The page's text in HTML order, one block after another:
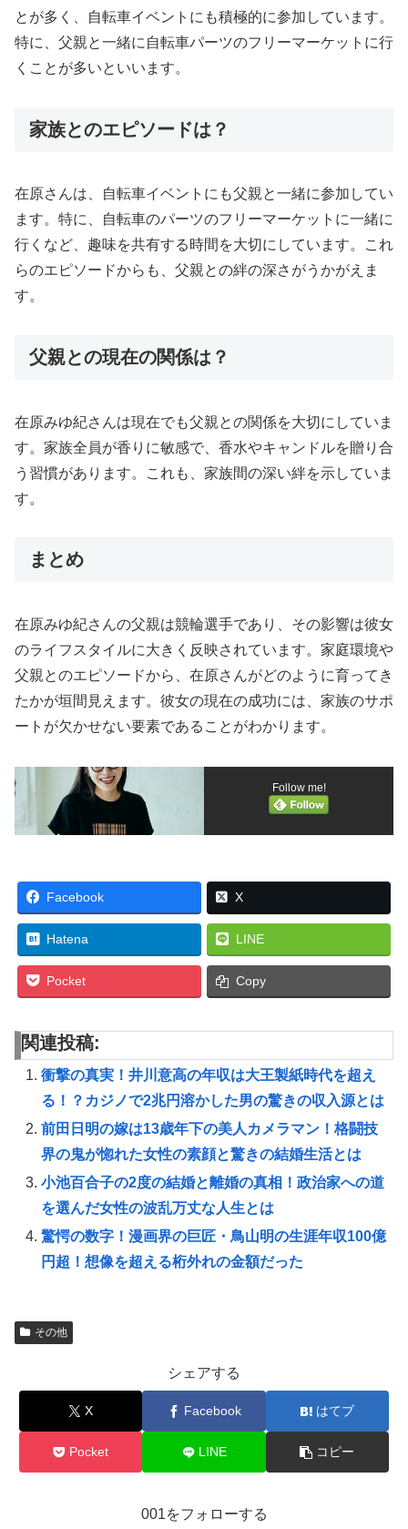
とが多く、自転車イベントにも積極的に参加しています。
特に、父親と一緒に自転車パーツのフリーマーケットに行
くことが多いといいます。
家族とのエピソードは？
在原さんは、自転車イベントにも父親と一緒に参加してい
ます。特に、自転車のパーツのフリーマーケットに一緒に
行くなど、趣味を共有する時間を大切にしています。これ
らのエピソードからも、父親との絆の深さがうかがえま
す。
父親との現在の関係は？
在原みゆ紀さんは現在でも父親との関係を大切にしていま
す。家族全員が香りに敏感で、香水やキャンドルを贈り合
う習慣があります。これも、家族間の深い絆を示していま
す。
まとめ
在原みゆ紀さんの父親は競輪選手であり、その影響は彼女
のライフスタイルに大きく反映されています。家庭環境や
父親とのエピソードから、在原さんがどのように育ってき
たかが垣間見えます。彼女の現在の成功には、家族のサポ
ートが欠かせない要素であることがわかります。
Follow me!
Facebook X
Hatena LINE
Pocket Copy
関連投稿:
衝撃の真実！井川意高の年収は大王製紙時代を超え
る！？カジノで2兆円溶かした男の驚きの収入源とは
前田日明の嫁は13歳年下の美人カメラマン！格闘技
界の鬼が惚れた女性の素顔と驚きの結婚生活とは
小池百合子の2度の結婚と離婚の真相！政治家への道
を選んだ女性の波乱万丈な人生とは
驚愕の数字！漫画界の巨匠・鳥山明の生涯年収100億
円超！想像を超える桁外れの金額だった
その他
シェアする
X Facebook はてブ
Pocket LINE コピー
001をフォローする